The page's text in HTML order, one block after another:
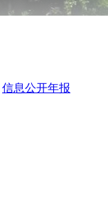
信息公开年报